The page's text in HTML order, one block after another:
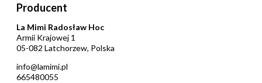
Producent
La Mimi Radosław Hoc
Armii Krajowej 1
05-082 Latchorzew, Polska
info@lamimi.pl
665480055